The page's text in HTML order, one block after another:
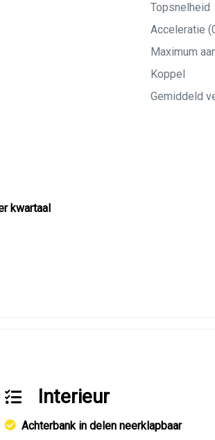
kwartaal
Topsnelheid
Acceleratie
Maximum
Koppel
Gemiddeld
Interieur
Achterbank in delen neerklapbaar